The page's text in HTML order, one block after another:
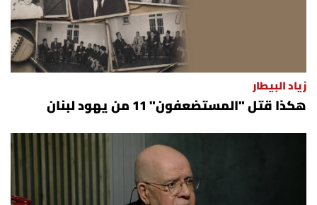
زياد البيطار
هكذا قتل "المستضعفون" 11 من يهود لبنان